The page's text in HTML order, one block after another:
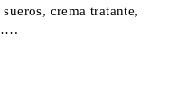
crema tratante,